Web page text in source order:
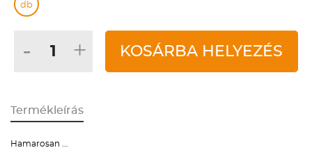
db
- + KOSÁRBA HELYEZÉS
Termékleírás
Hamarosan ...